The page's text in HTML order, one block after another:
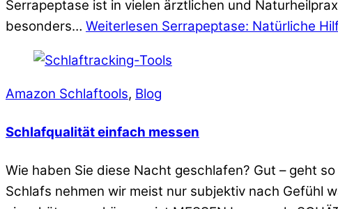
Serrapeptase ist in vielen ärztlichen und
besonders… Weiterlesen Serrapeptase: Natürliche
Amazon Schlaftools, Blog
Schlafqualität einfach messen
Wie haben Sie diese Nacht geschlafen? Gut – geht
Schlafs nehmen wir meist nur subjektiv nach Gefühl